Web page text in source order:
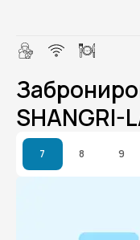
SHANGRI-
7 8 9